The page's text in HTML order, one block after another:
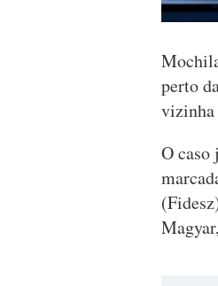
perto
vizinha
O caso